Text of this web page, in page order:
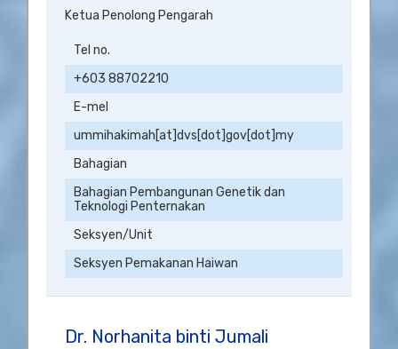
Ketua Penolong Pengarah
Tel no.
+603 88702210
E-mel
ummihakimah[at]dvs[dot]gov[dot]my
Bahagian
Bahagian Pembangunan Genetik dan
Teknologi Penternakan
Seksyen/Unit
Seksyen Pemakanan Haiwan
Dr. Norhanita binti Jumali